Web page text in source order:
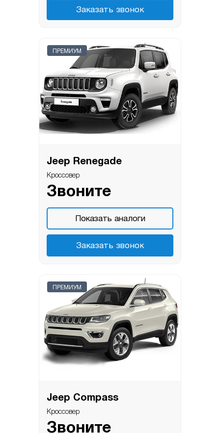
Заказать звонок
ПРЕМИУМ
Jeep Renegade
Кроссовер
Звоните
Показать аналоги
Заказать звонок
ПРЕМИУМ
Jeep Compass
Кроссовер
Звоните